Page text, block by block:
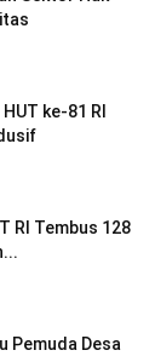
ke-81 RI
RI Tembus 128
Pemuda Desa